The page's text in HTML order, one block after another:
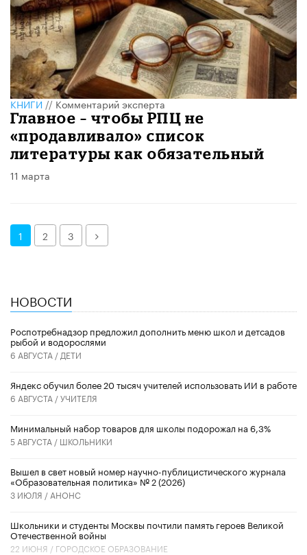
КНИГИ//Комментарий эксперта
Главное – чтобы РПЦ не
«продавливало» список
литературы как обязательный
11 марта
1 2 3 Далее
НОВОСТИ
Роспотребнадзор предложил дополнить меню школ и детсадов
рыбой и водорослями
6 АВГУСТА / ДЕТИ
​Яндекс обучил более 20 тысяч учителей использовать ИИ в работе
6 АВГУСТА /УЧИТЕЛЯ
Минимальный набор товаров для школы подорожал на 6,3%
5 АВГУСТА / ШКОЛЬНИКИ
Вышел в свет новый номер научно-публицистического журнала
«Образовательная политика» № 2 (2026)
3 ИЮЛЯ / АНОНС
Школьники и студенты Москвы почтили память героев Великой
Отечественной войны
22 ИЮНЯ / ГОРОДСКОЕ ОБРАЗОВАНИЕ